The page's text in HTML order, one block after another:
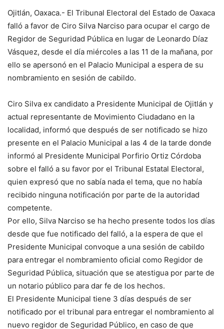
Ojitlán, Oaxaca.- El Tribunal Electoral del Estado de Oaxaca
falló a favor de Ciro Silva Narciso para ocupar el cargo de
Regidor de Seguridad Pública en lugar de Leonardo Díaz
Vásquez, desde el día miércoles a las 11 de la mañana, por
ello se apersonó en el Palacio Municipal a espera de su
nombramiento en sesión de cabildo.
Ciro Silva ex candidato a Presidente Municipal de Ojitlán y
actual representante de Movimiento Ciudadano en la
localidad, informó que después de ser notificado se hizo
presente en el Palacio Municipal a las 4 de la tarde donde
informó al Presidente Municipal Porfirio Ortiz Córdoba
sobre el falló a su favor por el Tribunal Estatal Electoral,
quien expresó que no sabía nada el tema, que no había
recibido ninguna notificación por parte de la autoridad
competente.
Por ello, Silva Narciso se ha hecho presente todos los días
desde que fue notificado del falló, a la espera de que el
Presidente Municipal convoque a una sesión de cabildo
para entregar el nombramiento oficial como Regidor de
Seguridad Pública, situación que se atestigua por parte de
un notario público para dar fe de los hechos.
El Presidente Municipal tiene 3 días después de ser
notificado por el tribunal para entregar el nombramiento al
nuevo regidor de Seguridad Público, en caso de que